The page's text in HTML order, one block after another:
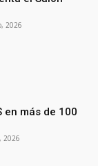
2026
en más de 100
2026